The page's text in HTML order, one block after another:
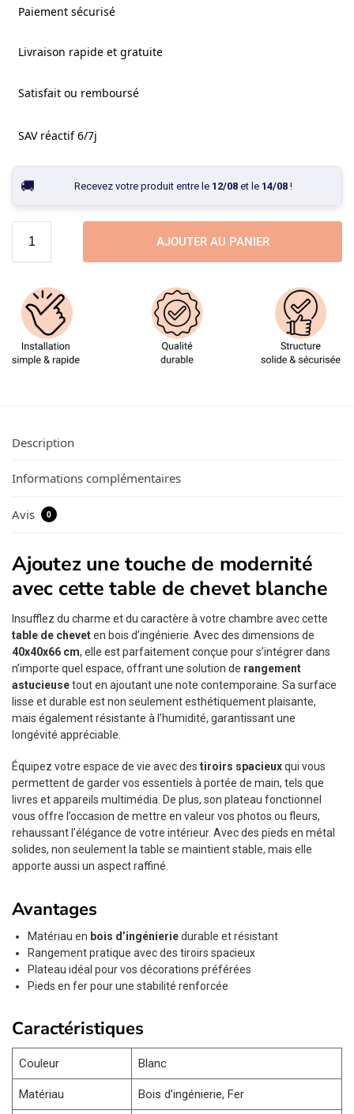
Paiement sécurisé
Livraison rapide et gratuite
Satisfait ou remboursé
SAV réactif 6/7j
Recevez votre produit entre le 12/08et le 14/08!
AJOUTER AU PANIER
Description
Informations complémentaires
Avis 0
Ajoutez une touche de modernité
avec cette table de chevet blanche
Insufflez du charme et du caractère à votre chambre avec cette
table de cheveten bois d’ingénierie. Avec des dimensions de
40x40x66 cm, elle est parfaitement conçue pour s’intégrer dans
n’importe quel espace, offrant une solution de rangement
astucieusetout en ajoutant une note contemporaine. Sa surface
lisse et durable est non seulement esthétiquement plaisante,
mais également résistante à l’humidité, garantissant une
longévité appréciable.
Équipez votre espace de vie avec des tiroirs spacieuxqui vous
permettent de garder vos essentiels à portée de main, tels que
livres et appareils multimédia. De plus, son plateau fonctionnel
vous offre l’occasion de mettre en valeur vos photos ou fleurs,
rehaussant l’élégance de votre intérieur. Avec des pieds en métal
solides, non seulement la table se maintient stable, mais elle
apporte aussi un aspect raffiné.
Avantages
Matériau en bois d’ingénieriedurable et résistant
Rangement pratique avec des tiroirs spacieux
Plateau idéal pour vos décorations préférées
Pieds en fer pour une stabilité renforcée
Caractéristiques
Couleur Blanc
Matériau Bois d’ingénierie, Fer